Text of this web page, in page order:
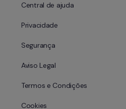
Central de ajuda
Privacidade
Segurança
Aviso Legal
Termos e Condições
Cookies